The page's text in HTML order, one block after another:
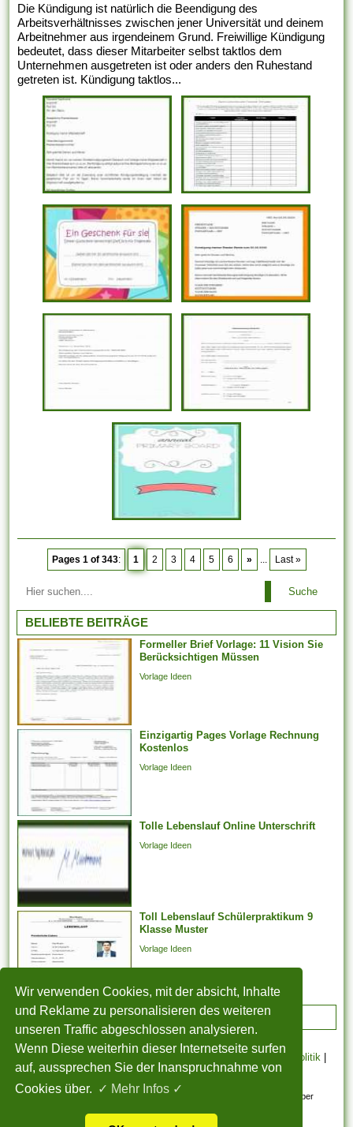
Wir verwenden Cookies, mit der absicht, Inhalte
und Reklame zu personalisieren des weiteren
unseren Traffic abgeschlossen analysieren.
Wenn Diese weiterhin dieser Internetseite surfen
auf, aussprechen Sie der Inanspruchnahme von
Cookies über. ✓ Mehr Infos ✓
Die Kündigung ist natürlich die Beendigung des
Arbeitsverhältnisses zwischen jener Universität und deinem
Arbeitnehmer aus irgendeinem Grund. Freiwillige Kündigung
bedeutet, dass dieser Mitarbeiter selbst taktlos dem
Unternehmen ausgetreten ist oder anders den Ruhestand
getreten ist. Kündigung taktlos...
Pages 1 of 343: 1 2 3 4 5 6 » ... Last »
Suche
BELIEBTE BEITRÄGE
Formeller Brief Vorlage: 11 Vision Sie
Berücksichtigen Müssen
Vorlage Ideen
Einzigartig Pages Vorlage Rechnung
Kostenlos
Vorlage Ideen
Tolle Lebenslauf Online Unterschrift
Vorlage Ideen
Toll Lebenslauf Schülerpraktikum 9
Klasse Muster
Vorlage Ideen
ADVERTISEMENT
Cookie Politik
Copyright| Nutzungsbedingungen| Sitemap| Kontakt
Alle eingereichten Inhalte bleiben dem ursprünglichen Copyright-Inhaber
urheberrechtlich geschützt. Bitte beachten Sie: Bilder sind für den